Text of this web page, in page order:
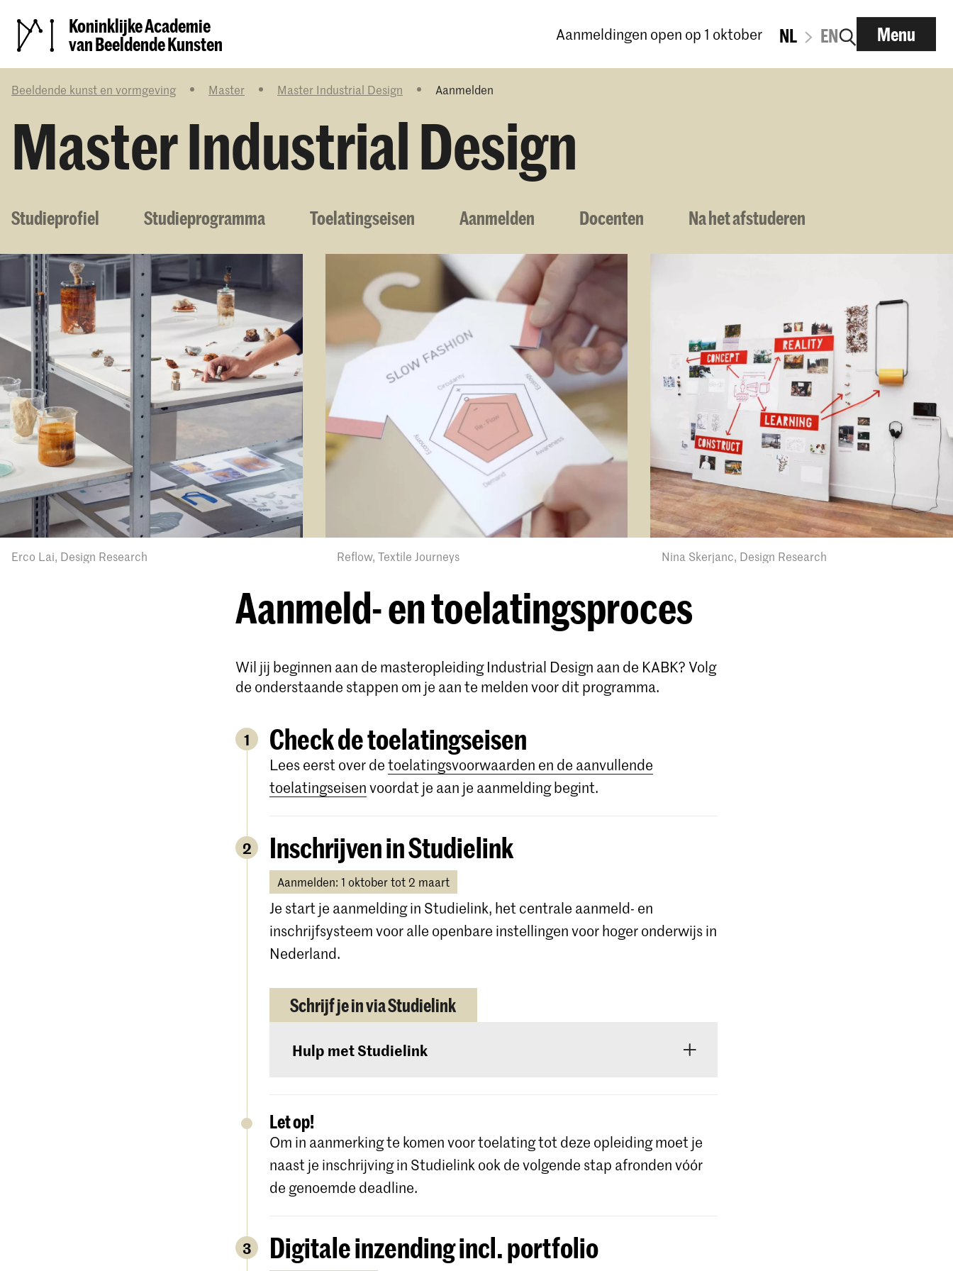
Koninklijke Academie
van Beeldende Kunsten
Aanmeldingen open op 1 oktober NL EN Menu
Beeldende kunst en vormgeving Master Master Industrial Design Aanmelden
Master Industrial Design
Studieprofiel Studieprogramma Toelatingseisen Aanmelden Docenten Na het afstuderen
Erco Lai, Design Research Reflow, Textile Journeys Nina Skerjanc, Design Research
Aanmeld- en toelatingsproces
Wil jij beginnen aan de masteropleiding Industrial Design aan de KABK? Volg
de onderstaande stappen om je aan te melden voor dit programma.
1 Check de toelatingseisen
Lees eerst over detoelatingsvoorwaarden en de aanvullende
toelatingseisenvoordat je aan je aanmelding begint.
2 Inschrijven in Studielink
Aanmelden: 1 oktober tot 2 maart
Je start je aanmelding in Studielink, het centrale aanmeld- en
inschrijfsysteem voor alle openbare instellingen voor hoger onderwijs in
Nederland.
Schrijf je in via Studielink
Hulp met Studielink
website van Studielink
Let op!
Om in aanmerking te komen voor toelating tot deze opleiding moet je
naast je inschrijving in Studielink ook de volgende stap afronden vóór
de genoemde deadline.
3 Digitale inzending incl. portfolio